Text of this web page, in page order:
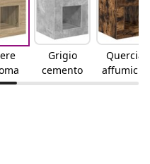
Grigio
cemento
Quercia
affumicat
a